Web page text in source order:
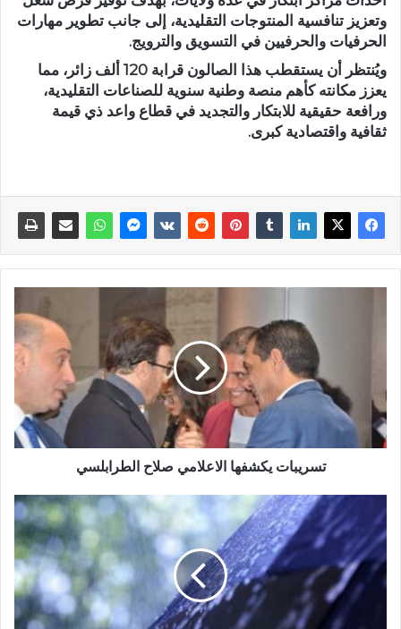
وتعزيز تنافسية المنتوجات التقليدية، إلى جانب تطوير مهارات
الحرفيات والحرفيين في التسويق والترويج.
ويُنتظر أن يستقطب هذا الصالون قرابة 120 ألف زائر، مما
يعزز مكانته كأهم منصة وطنية سنوية للصناعات التقليدية،
ورافعة حقيقية للابتكار والتجديد في قطاع واعد ذي قيمة
ثقافية واقتصادية كبرى.
تسريبات يكشفها الاعلامي صلاح الطرابلسي